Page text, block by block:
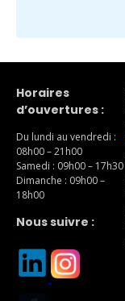
Horaires
d’ouvertures :
Du lundi au vendredi :
08h00 – 21h00
Samedi : 09h00 – 17h30
Dimanche : 09h00 –
18h00
Nous suivre :